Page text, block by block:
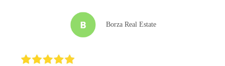
Borza Real Estate